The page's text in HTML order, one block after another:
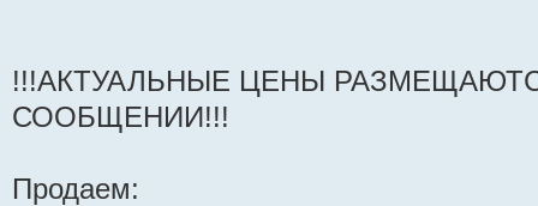
!!!АКТУАЛЬНЫЕ ЦЕНЫ
СООБЩЕНИИ!!!
Продаем: